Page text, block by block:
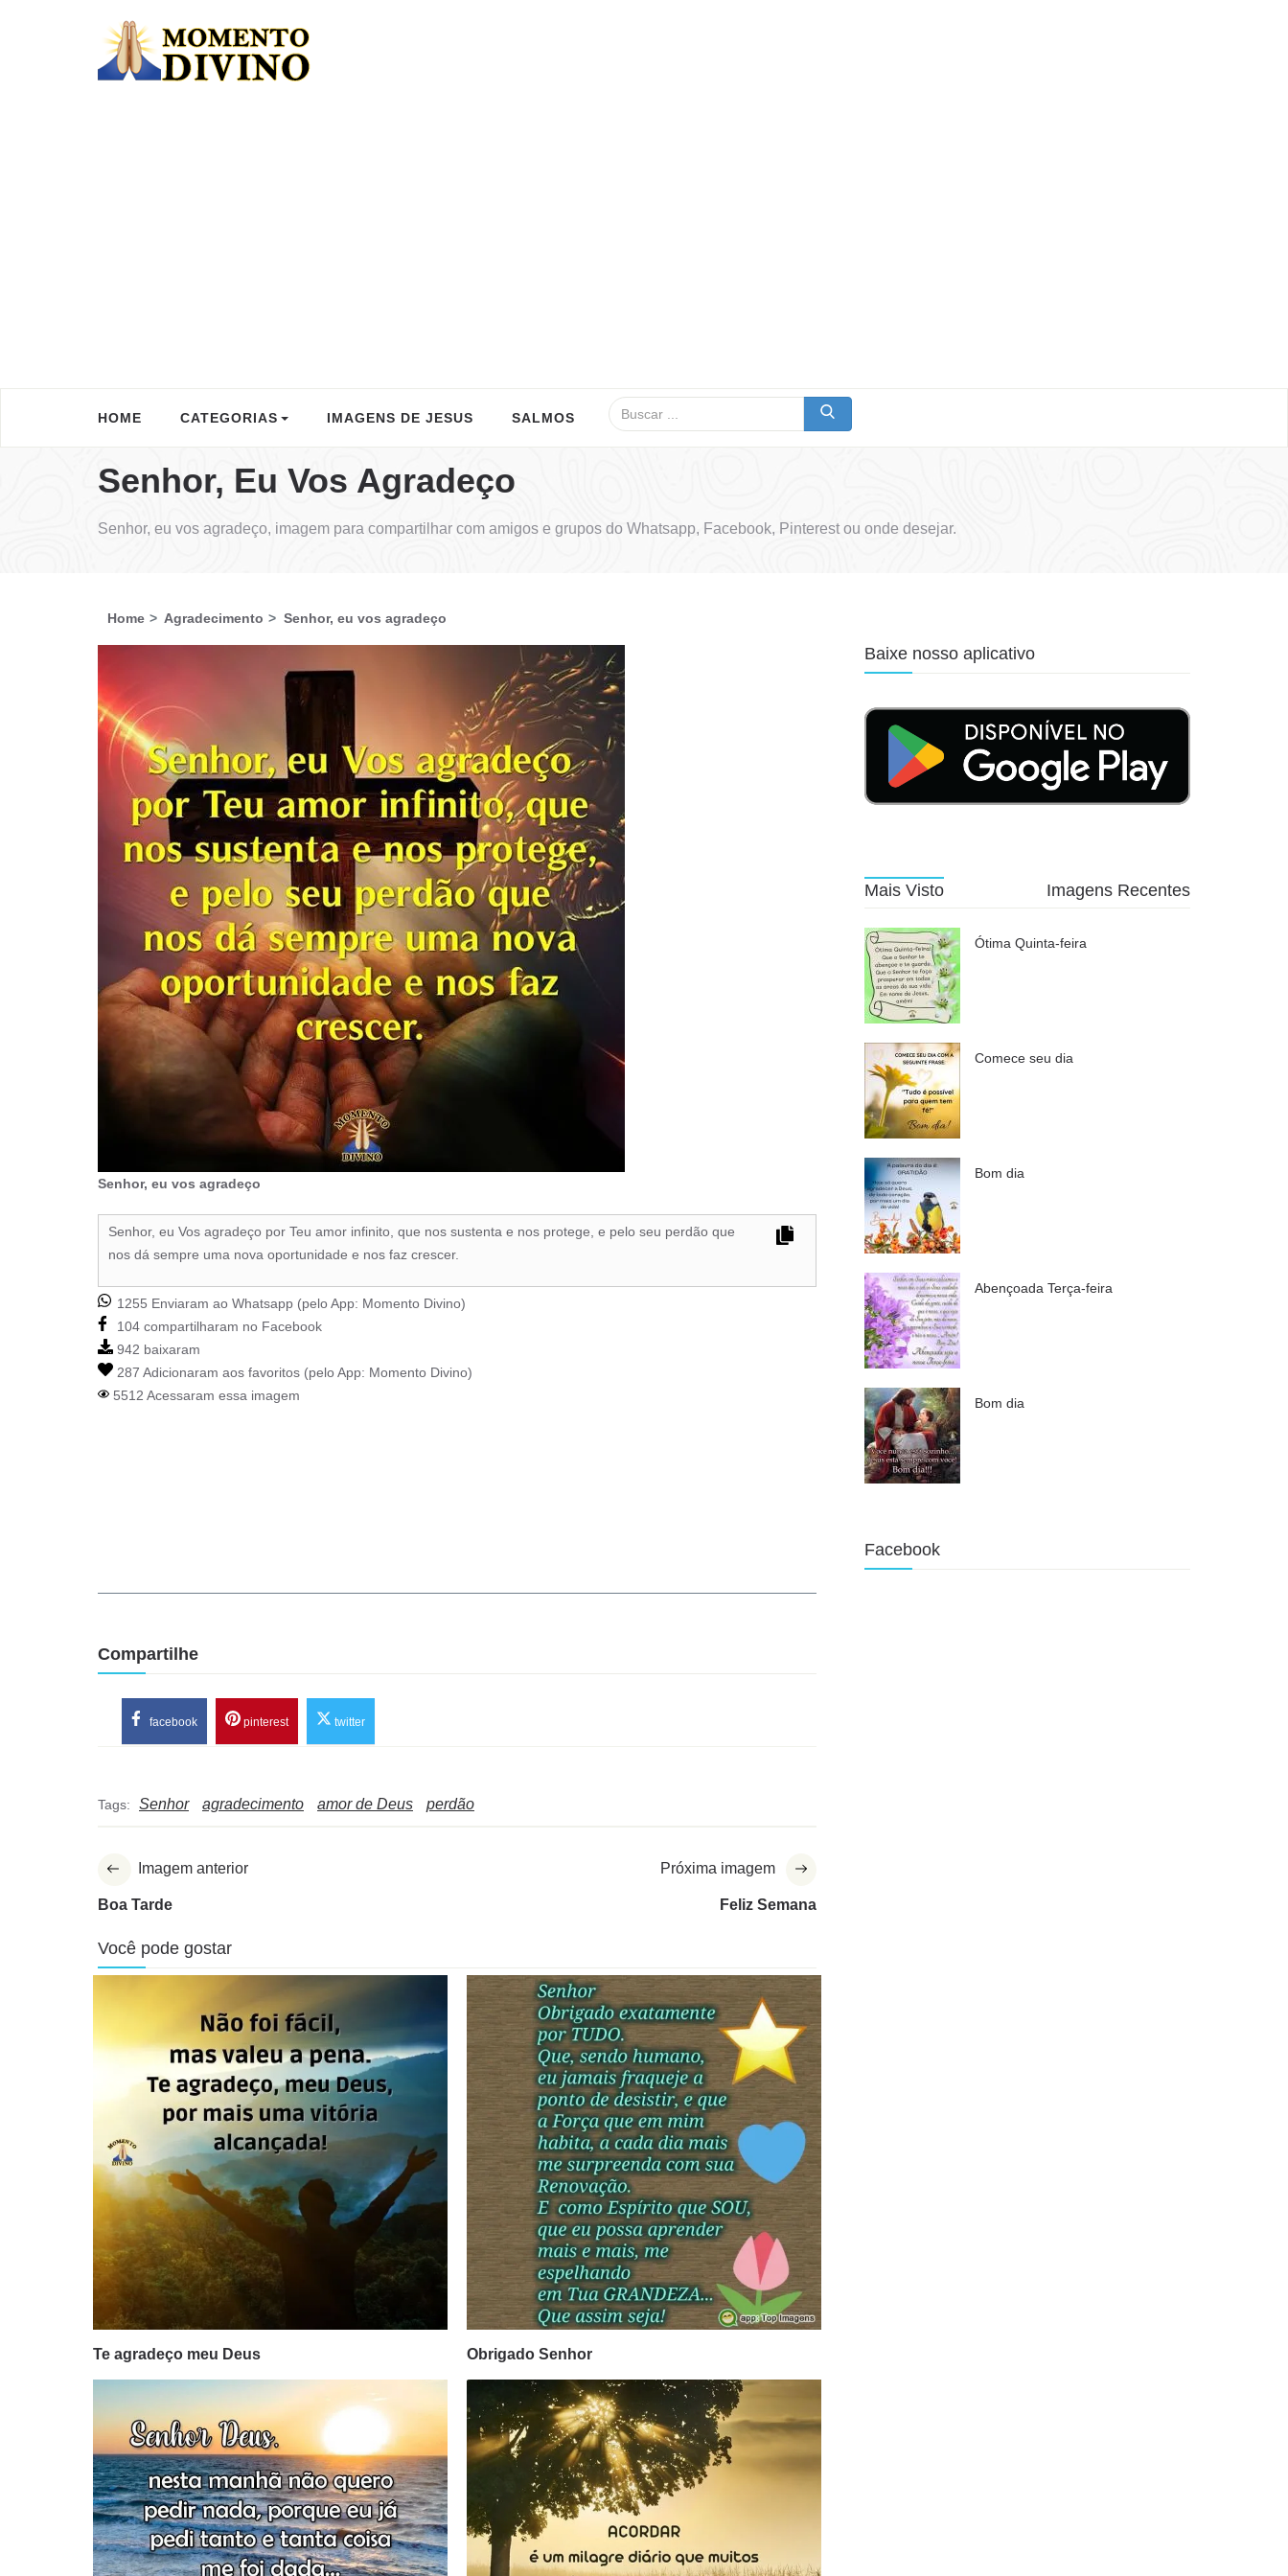
HOME CATEGORIAS IMAGENS DE JESUS SALMOS
Senhor, Eu Vos Agradeço
Senhor, eu vos agradeço, imagem para compartilhar com amigos e grupos do Whatsapp, Facebook, Pinterest ou onde desejar.
Home Agradecimento Senhor, eu vos agradeço
Senhor, eu vos agradeço
Senhor, eu Vos agradeço por Teu amor infinito, que nos sustenta e nos protege, e pelo seu perdão que
nos dá sempre uma nova oportunidade e nos faz crescer.
1255 Enviaram ao Whatsapp (pelo App: Momento Divino)
104 compartilharam no Facebook
942 baixaram
287 Adicionaram aos favoritos (pelo App: Momento Divino)
5512 Acessaram essa imagem
Compartilhe
facebook pinterest twitter
Tags: Senhor agradecimento amor de Deus perdão
Imagem anterior
Boa Tarde
Próxima imagem
Feliz Semana
Você pode gostar
Te agradeço meu Deus Obrigado Senhor
Baixe nosso aplicativo
Mais Visto Imagens Recentes
Ótima Quinta-feira
Comece seu dia
Bom dia
Abençoada Terça-feira
Bom dia
Facebook